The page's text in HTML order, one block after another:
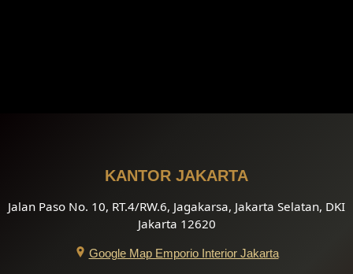
KANTOR JAKARTA
Jalan Paso No. 10, RT.4/RW.6, Jagakarsa, Jakarta Selatan, DKI
Jakarta 12620
Google Map Emporio Interior Jakarta